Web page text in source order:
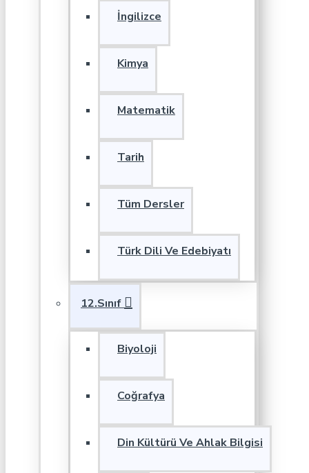
İngilizce
Kimya
Matematik
Tarih
Tüm Dersler
Türk Dili Ve Edebiyatı
12.Sınıf
Biyoloji
Coğrafya
Din Kültürü Ve Ahlak Bilgisi